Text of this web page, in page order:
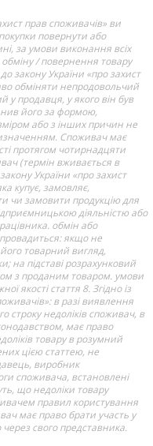
прав споживачів» ви
повернути або
за умови виконання всіх
/ повернення товару
закону України «про захист
обміняти непродовольчий
у продавця, у якого він був
його за формою,
або з інших причин не
Споживач має
протягом чотирнадцяти
(термін вживається в
України «про захист
купує, замовляє,
чи замовити продукцію для
діяльністю або
обмін або
якщо не
товарний вигляд,
на підставі розрахунковий
з проданим товаром. умови
якості стаття 8. Згідно із
в разі виявлення
строку недоліків споживач, в
має право
товару в розумний
цією статтею, не
виробник
споживача, встановлені
що недоліки товару
правил користування
має право брати участь у
через свого представника.